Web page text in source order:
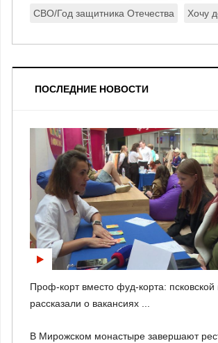
СВО/Год защитника Отечества Хочу
ПОСЛЕДНИЕ НОВОСТИ
Проф-корт вместо фуд-корта:
рассказали о вакансиях ...
В Мирожском монастыре завершают